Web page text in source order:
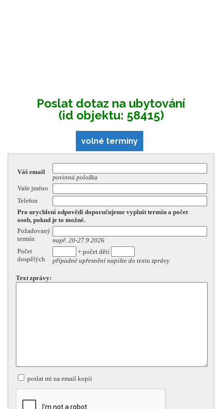
Poslat dotaz na ubytování
(id objektu: 58415)
volné termíny